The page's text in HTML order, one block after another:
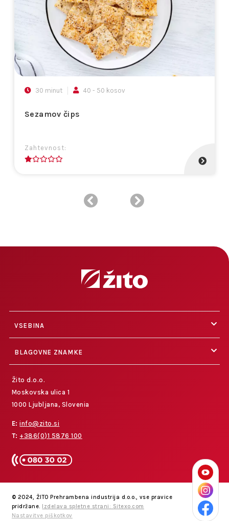
Sezamov čips
Zahtevnost:
30 minut 40 - 50 kosov
VSEBINA
BLAGOVNE ZNAMKE
Žito d.o.o.
Moskovska ulica 1
1000 Ljubljana, Slovenia
E: info@zito.si
T: +386(0)1 5876 100
© 2024, ŽITO Prehrambena industrija d.o.o., vse pravice
pridržane. Izdelava spletne strani: Sitexo.com
Nastavitve piškotkov